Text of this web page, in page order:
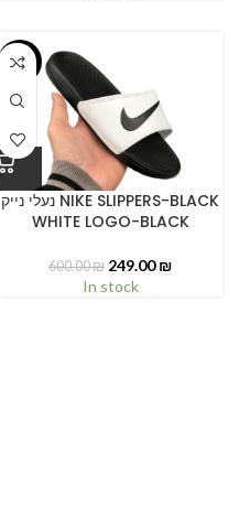
-59%
נעלי נייק NIKE SLIPPERS-BLACK
WHITE LOGO-BLACK
600.00₪ 249.00₪
In stock